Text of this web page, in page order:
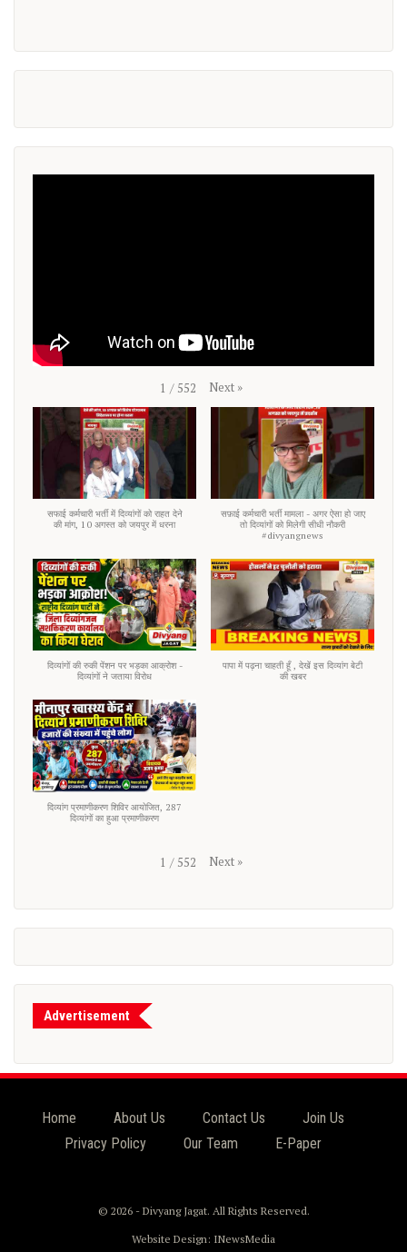
1 / 552 Next »
सफाई कर्मचारी भर्ती में दिव्यांगों को राहत देने
की मांग, 10 अगस्त को जयपुर में धरना
सफ़ाई कर्मचारी भर्ती मामला - अगर ऐसा हो जाए
तो दिव्यांगों को मिलेगी सीधी नौकरी
#divyangnews
दिव्यांगों की रुकी पेंशन पर भड़का आक्रोश -
दिव्यांगों ने जताया विरोध
पापा में पढ़ना चाहती हूँ , देखें इस दिव्यांग बेटी
की खबर
दिव्यांग प्रमाणीकरण शिविर आयोजित, 287
दिव्यांगों का हुआ प्रमाणीकरण
1 / 552 Next »
Advertisement
Home About Us Contact Us
Join Us
Privacy Policy
Our Team E-Paper
© 2026 - Divyang Jagat. All Rights Reserved.
Website Design: INewsMedia